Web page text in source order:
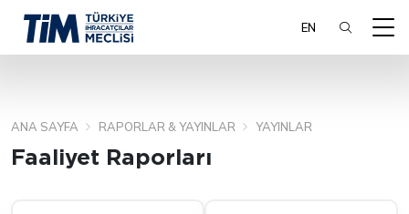
EN
ARA
ANA SAYFA RAPORLAR & YAYINLAR YAYINLAR
Faaliyet Raporları